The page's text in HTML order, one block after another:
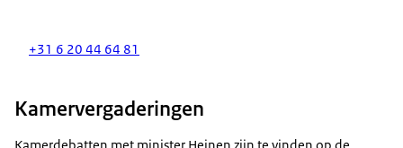
+31 6 20 44 64 81
Kamervergaderingen